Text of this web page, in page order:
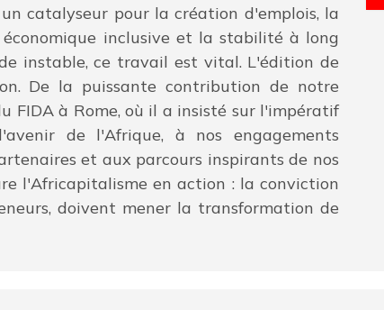
catalyseur pour la création d'emplois, la
inclusive et la stabilité à long
instable, ce travail est vital. L'édition de
De la puissante contribution de notre
FIDA à Rome, où il a insisté sur l'impératif
de l'Afrique, à nos engagements
et aux parcours inspirants de nos
l'Africapitalisme en action : la conviction
doivent mener la transformation de